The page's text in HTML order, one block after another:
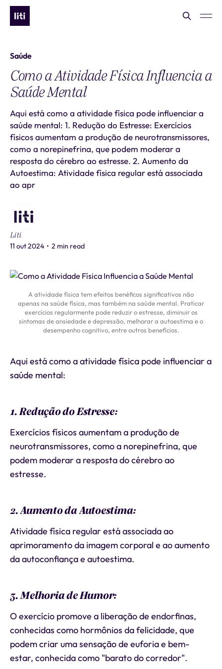
Saúde
Como a Atividade Física Influencia a
Saúde Mental
Aqui está como a atividade física pode influenciar a
saúde mental: 1. Redução do Estresse: Exercícios
físicos aumentam a produção de neurotransmissores,
como a norepinefrina, que podem moderar a
resposta do cérebro ao estresse. 2. Aumento da
Autoestima: Atividade física regular está associada
ao apr
Liti
11 out 2024 • 2 min read
A atividade física tem efeitos benéficos significativos não
apenas na saúde física, mas também na saúde mental. Praticar
exercícios regularmente pode reduzir o estresse, diminuir os
sintomas de ansiedade e depressão, melhorar a autoestima e o
desempenho cognitivo, entre outros benefícios.
Aqui está como a atividade física pode influenciar a
saúde mental:
1. Redução do Estresse:
Exercícios físicos aumentam a produção de
neurotransmissores, como a norepinefrina, que
podem moderar a resposta do cérebro ao
estresse.
2. Aumento da Autoestima:
Atividade física regular está associada ao
aprimoramento da imagem corporal e ao aumento
da autoconfiança e autoestima.
3. Melhoria de Humor:
O exercício promove a liberação de endorfinas,
conhecidas como hormônios da felicidade, que
podem criar uma sensação de euforia e bem-
estar, conhecida como "barato do corredor".